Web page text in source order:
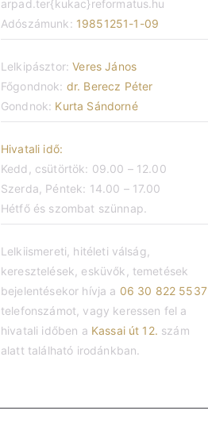
arpad.ter{kukac}reformatus.hu
Adószámunk: 19851251-1-09
Lelkipásztor:Veres János
Főgondnok: dr. Berecz Péter
Gondnok: Kurta Sándorné
Hivatali idő:
Kedd, csütörtök: 09.00 – 12.00
Szerda, Péntek: 14.00 – 17.00
Hétfő és szombat szünnap.
Lelkiismereti, hitéleti válság,
keresztelések, esküvők, temetések
bejelentésekor hívja a 06 30 822 5537
telefonszámot, vagy keressen fel a
hivatali időben a Kassai út 12. szám
alatt található irodánkban.